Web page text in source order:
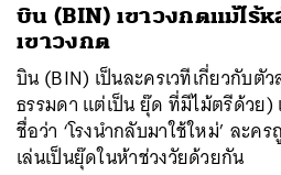
บิน (BIN) เขาวงกตแม้ไร้
เขาวงกต
บิน (BIN) เป็นละครเวทีเกี่ยวกับตั
ธรรมดา แต่เป็น ยุ๊ด ที่มีไม้ตรีด้วย)
ชื่อว่า ‘โรงนำกลับมาใช้ใหม่’ ละ
เล่นเป็นยุ๊ดในห้าช่วงวัยด้วยกัน